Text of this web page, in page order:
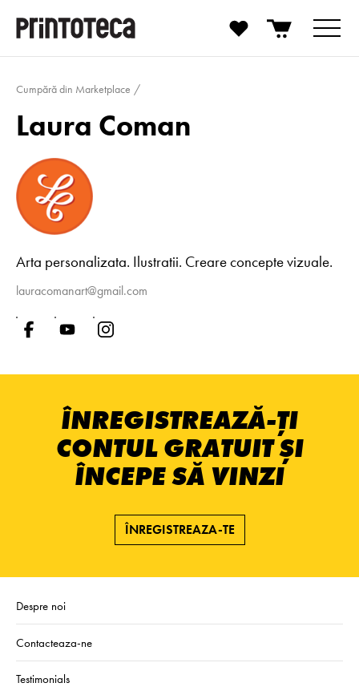
Cumpără din Marketplace
Laura Coman
Arta personalizata. Ilustratii. Creare concepte vizuale.
lauracomanart@gmail.com
ÎNREGISTREAZĂ-ȚI
CONTUL GRATUIT ȘI
ÎNCEPE SĂ VINZI
ÎNREGISTREAZA-TE
Despre noi
Contacteaza-ne
Testimonials